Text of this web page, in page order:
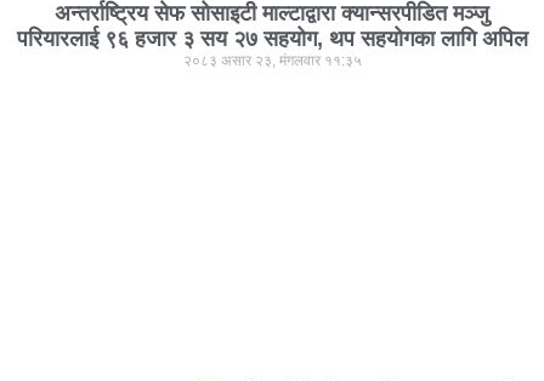
अन्तर्राष्ट्रिय सेफ सोसाइटी माल्टाद्वारा क्यान्सरपीडित मञ्जु
परियारलाई ९६ हजार ३ सय २७ सहयोग, थप सहयोगका लागि अपिल
२०८३ असार २३, मंगलवार ११:३५